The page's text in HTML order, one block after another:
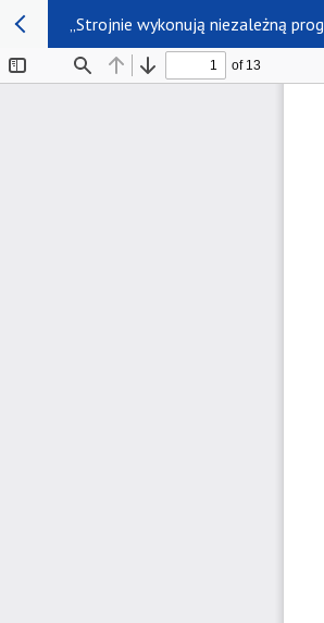
„Strojnie wykonują niezależną